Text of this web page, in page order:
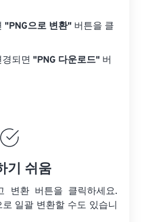
"PNG으로 변환" 버튼을 클
되면 "PNG 다운로드" 버
기 쉬움
변환 버튼을 클릭하세요.
로 일괄 변환할 수도 있습니